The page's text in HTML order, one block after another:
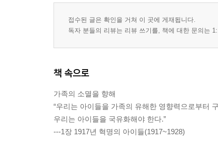
접수된 글은 확인을 거쳐 이 곳에 게재됩니다.
독자 분들의 리뷰는 리뷰 쓰기를, 책에 대한 문의는
책 속으로
가족의 소멸을 향해
“우리는 아이들을 가족의 유해한 영향력으로부터
우리는 아이들을 국유화해야 한다.”
---1장 1917년 혁명의 아이들(1917~1928)